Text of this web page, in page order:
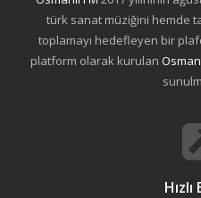
türk sanat müziğini hemde
toplamayı hedefleyen bir
platform olarak kurulan